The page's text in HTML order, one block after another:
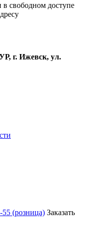
свободном доступе
г. Ижевск, ул.
55 (розница) Заказать